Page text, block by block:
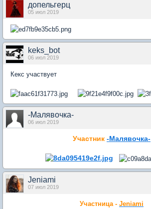
допельгерц
05 июл 2019
keks_bot
06 июл 2019
Кекс участвует
-Малявочка-
06 июл 2019
Участник -Малявочка-
Jeniami
07 июл 2019
Участница - Jeniami